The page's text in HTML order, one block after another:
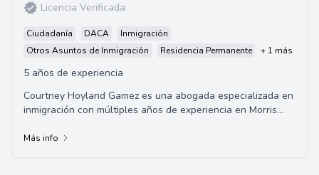
Licencia Verificada
Ciudadanía DACA
Inmigración
Otros Asuntos de Inmigración
Residencia Permanente + 1 más
5 años de experiencia
Courtney Hoyland Gamez es una abogada especializada en
inmigración con múltiples años de experiencia en Morris
Más info